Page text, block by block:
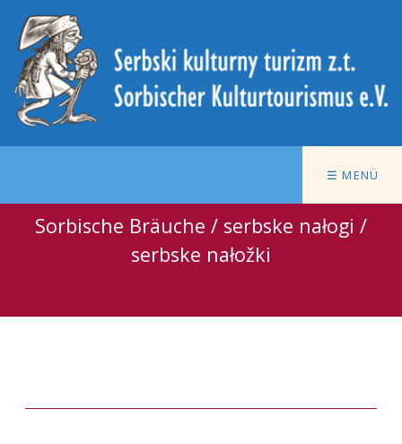
☰ MENÜ
Sorbische Bräuche / serbske nałogi /
serbske nałožki